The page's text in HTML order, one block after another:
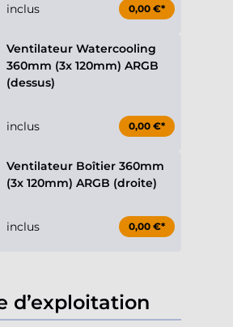
inclus 0,00 €*
Ventilateur Watercooling
360mm (3x 120mm) ARGB
(dessus)
inclus 0,00 €*
Ventilateur Boîtier 360mm
(3x 120mm) ARGB (droite)
inclus 0,00 €*
d’exploitation